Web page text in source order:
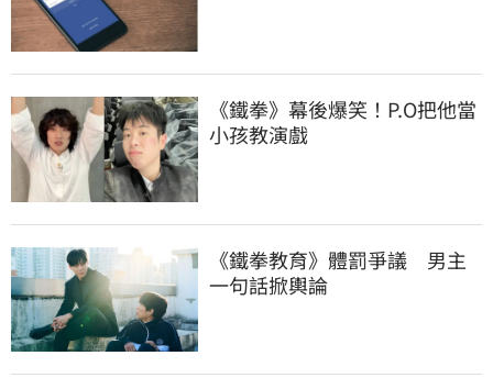
《鐵拳》幕後爆笑！P.O把他當
小孩教演戲
《鐵拳教育》體罰爭議　男主
一句話掀輿論